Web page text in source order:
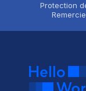
Protection